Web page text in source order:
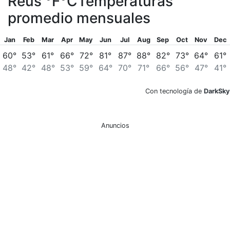
promedio mensuales
Jan
60°
48°
Feb
53°
42°
Mar
61°
48°
Apr
66°
53°
May
72°
59°
Jun
81°
64°
Jul
87°
70°
Aug
88°
71°
Sep
82°
66°
Oct
73°
56°
Nov
64°
47°
Dec
61°
41°
Con tecnología de DarkSky
Anuncios